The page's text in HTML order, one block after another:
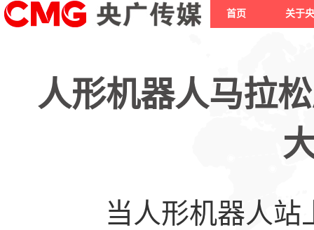
首页 关于
人形机器人马拉
当人形机器人站